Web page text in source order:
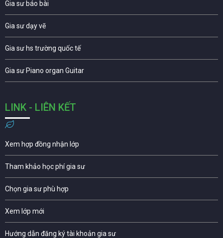
Gia sư báo bài
Gia sư dạy vẽ
Gia sư hs trường quốc tế
Gia sư Piano organ Guitar
LINK - LIÊN KẾT
Xem hợp đồng nhận lớp
Tham khảo học phí gia sư
Chọn gia sư phù hợp
Xem lớp mới
Hướng dẫn đăng ký tài khoản gia sư